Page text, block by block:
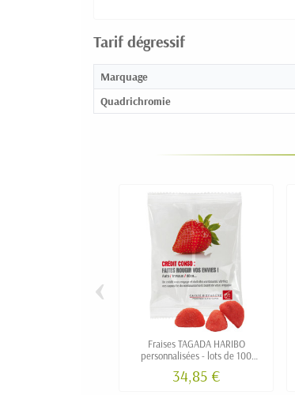
Tarif dégressif
Marquage
Quadrichromie
Fraises TAGADA HARIBO
personnalisées - lots de 100
34,85 €
‹